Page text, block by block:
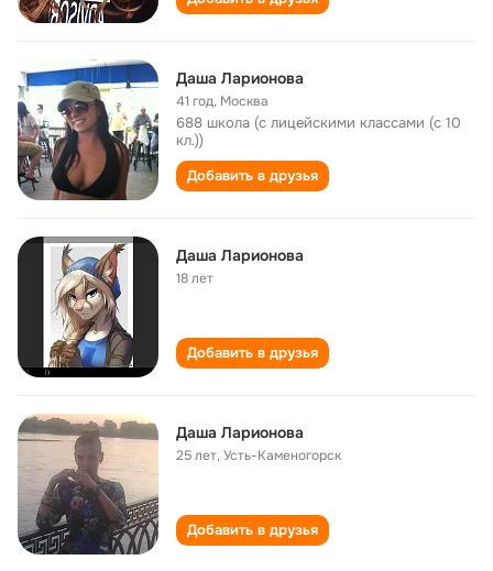
Даша Ларионова
41 год, Москва
688 школа (с лицейскими классами (с 10
кл.))
Добавить в друзья
Даша Ларионова
18 лет
Добавить в друзья
Даша Ларионова
25 лет,Усть-Каменогорск
Добавить в друзья